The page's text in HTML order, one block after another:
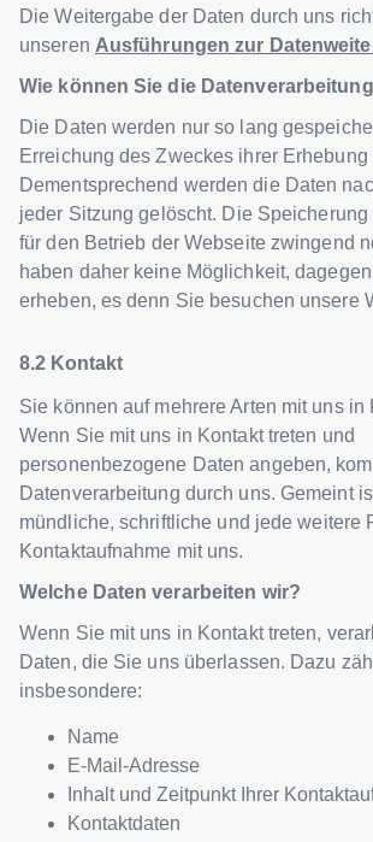
Die Weitergabe der Daten durch uns
unseren Ausführungen zur
Wie können Sie die
Die Daten werden nur so lang
Erreichung des Zweckes ihrer
Dementsprechend werden die Daten
jeder Sitzung gelöscht. Die
für den Betrieb der Webseite zwingend
haben daher keine Möglichkeit,
erheben, es denn Sie besuchen unsere
Kontakt
Sie können auf mehrere Arten mit uns in
Wenn Sie mit uns in Kontakt treten und
personenbezogene Daten angeben,
Datenverarbeitung durch uns. Gemeint
mündliche, schriftliche und jede weitere
Kontaktaufnahme mit uns.
Welche Daten verarbeiten wir?
Wenn Sie mit uns in Kontakt treten,
Daten, die Sie uns überlassen. Dazu
insbesondere:
Name
E-Mail-Adresse
Inhalt und Zeitpunkt Ihrer
Kontaktdaten